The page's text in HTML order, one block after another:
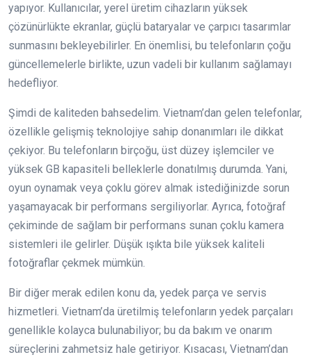
yapıyor. Kullanıcılar, yerel üretim cihazların yüksek
çözünürlükte ekranlar, güçlü bataryalar ve çarpıcı tasarımlar
sunmasını bekleyebilirler. En önemlisi, bu telefonların çoğu
güncellemelerle birlikte, uzun vadeli bir kullanım sağlamayı
hedefliyor.
Şimdi de kaliteden bahsedelim. Vietnam’dan gelen telefonlar,
özellikle gelişmiş teknolojiye sahip donanımları ile dikkat
çekiyor. Bu telefonların birçoğu, üst düzey işlemciler ve
yüksek GB kapasiteli belleklerle donatılmış durumda. Yani,
oyun oynamak veya çoklu görev almak istediğinizde sorun
yaşamayacak bir performans sergiliyorlar. Ayrıca, fotoğraf
çekiminde de sağlam bir performans sunan çoklu kamera
sistemleri ile gelirler. Düşük ışıkta bile yüksek kaliteli
fotoğraflar çekmek mümkün.
Bir diğer merak edilen konu da, yedek parça ve servis
hizmetleri. Vietnam’da üretilmiş telefonların yedek parçaları
genellikle kolayca bulunabiliyor; bu da bakım ve onarım
süreçlerini zahmetsiz hale getiriyor. Kısacası, Vietnam’dan